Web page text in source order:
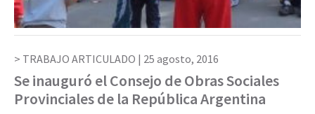
TRABAJO ARTICULADO | 25 agosto, 2016
Se inauguró el Consejo de Obras Sociales
Provinciales de la República Argentina